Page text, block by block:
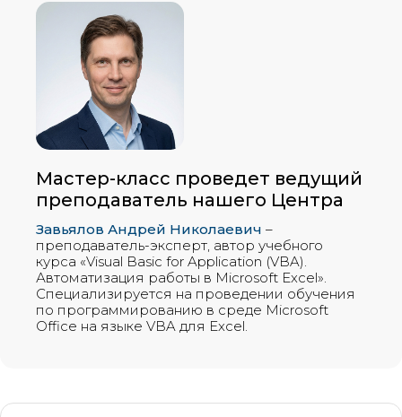
Мастер-класс проведет ведущий
преподаватель нашего Центра
Завьялов Андрей Николаевич –
преподаватель-эксперт, автор учебного
курса «Visual Basic for Application (VBA).
Автоматизация работы в Microsoft Excel».
Специализируется на проведении обучения
по программированию в среде Microsoft
Office на языке VBA для Excel.